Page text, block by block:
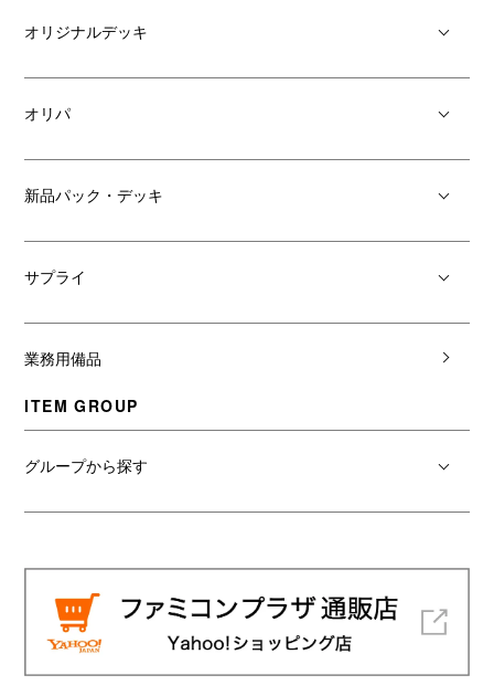
オリジナルデッキ
オリパ
新品パック・デッキ
サプライ
業務用備品
ITEM GROUP
グループから探す